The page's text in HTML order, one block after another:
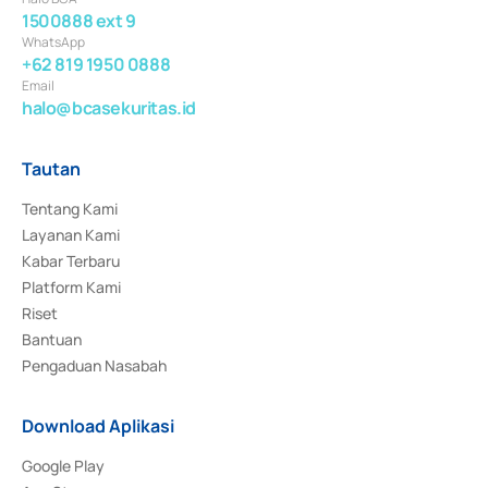
1500888 ext 9
WhatsApp
+62 819 1950 0888
Email
halo@bcasekuritas.id
Tautan
Tentang Kami
Layanan Kami
Kabar Terbaru
Platform Kami
Riset
Bantuan
Pengaduan Nasabah
Download Aplikasi
Google Play